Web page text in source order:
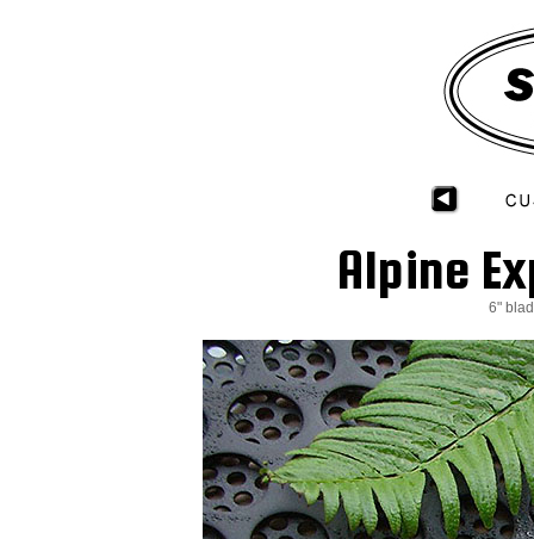
Alpine
6"